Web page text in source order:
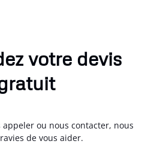
votre devis
appeler ou nous contacter, nous
de vous aider.